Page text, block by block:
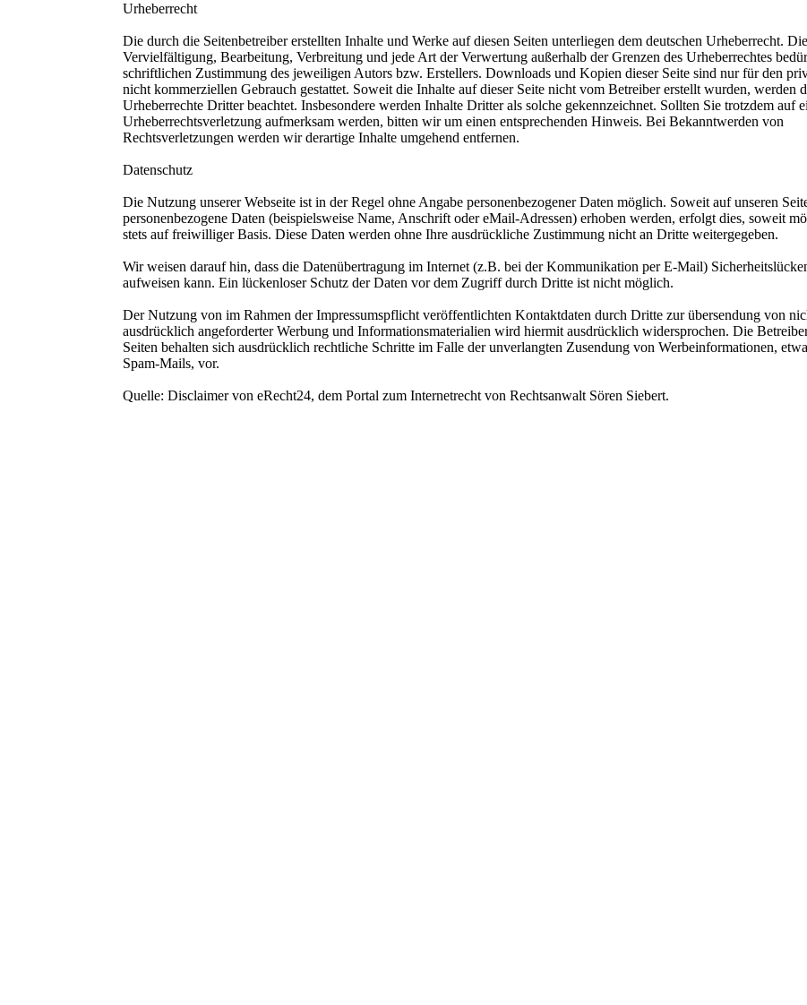
Urheberrecht
Die durch die Seitenbetreiber erstellten Inhalte und Werke auf diesen Seiten unterliegen dem deutschen Urheberrecht. Die
Vervielfältigung, Bearbeitung, Verbreitung und jede Art der Verwertung außerhalb der Grenzen des Urheberrechtes
schriftlichen Zustimmung des jeweiligen Autors bzw. Erstellers. Downloads und Kopien dieser Seite sind nur für den
nicht kommerziellen Gebrauch gestattet. Soweit die Inhalte auf dieser Seite nicht vom Betreiber erstellt wurden, werden
Urheberrechte Dritter beachtet. Insbesondere werden Inhalte Dritter als solche gekennzeichnet. Sollten Sie trotzdem auf
Urheberrechtsverletzung aufmerksam werden, bitten wir um einen entsprechenden Hinweis. Bei Bekanntwerden von
Rechtsverletzungen werden wir derartige Inhalte umgehend entfernen.
Datenschutz
Die Nutzung unserer Webseite ist in der Regel ohne Angabe personenbezogener Daten möglich. Soweit auf unseren
personenbezogene Daten (beispielsweise Name, Anschrift oder eMail-Adressen) erhoben werden, erfolgt dies, soweit
stets auf freiwilliger Basis. Diese Daten werden ohne Ihre ausdrückliche Zustimmung nicht an Dritte weitergegeben.
Wir weisen darauf hin, dass die Datenübertragung im Internet (z.B. bei der Kommunikation per E-Mail)
aufweisen kann. Ein lückenloser Schutz der Daten vor dem Zugriff durch Dritte ist nicht möglich.
Der Nutzung von im Rahmen der Impressumspflicht veröffentlichten Kontaktdaten durch Dritte zur übersendung von
ausdrücklich angeforderter Werbung und Informationsmaterialien wird hiermit ausdrücklich widersprochen. Die
Seiten behalten sich ausdrücklich rechtliche Schritte im Falle der unverlangten Zusendung von Werbeinformationen,
Spam-Mails, vor.
Quelle: Disclaimer von eRecht24, dem Portal zum Internetrecht von Rechtsanwalt Sören Siebert.